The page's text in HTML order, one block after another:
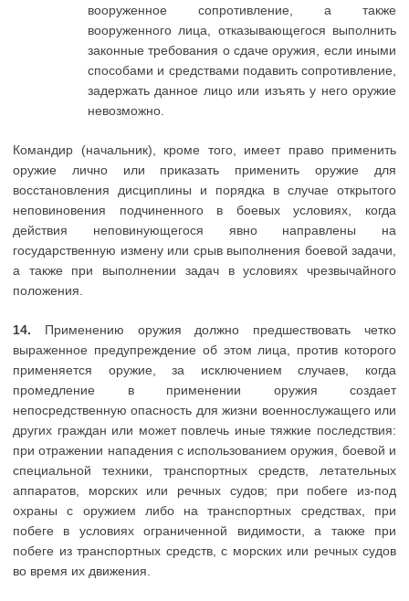
вооруженное сопротивление, а также
вооруженного лица, отказывающегося выполнить
законные требования о сдаче оружия, если иными
способами и средствами подавить сопротивление,
задержать данное лицо или изъять у него оружие
невозможно.
Командир (начальник), кроме того, имеет право применить
оружие лично или приказать применить оружие для
восстановления дисциплины и порядка в случае открытого
неповиновения подчиненного в боевых условиях, когда
действия неповинующегося явно направлены на
государственную измену или срыв выполнения боевой задачи,
а также при выполнении задач в условиях чрезвычайного
положения.
14. Применению оружия должно предшествовать четко
выраженное предупреждение об этом лица, против которого
применяется оружие, за исключением случаев, когда
промедление в применении оружия создает
непосредственную опасность для жизни военнослужащего или
других граждан или может повлечь иные тяжкие последствия:
при отражении нападения с использованием оружия, боевой и
специальной техники, транспортных средств, летательных
аппаратов, морских или речных судов; при побеге из-под
охраны с оружием либо на транспортных средствах, при
побеге в условиях ограниченной видимости, а также при
побеге из транспортных средств, с морских или речных судов
во время их движения.